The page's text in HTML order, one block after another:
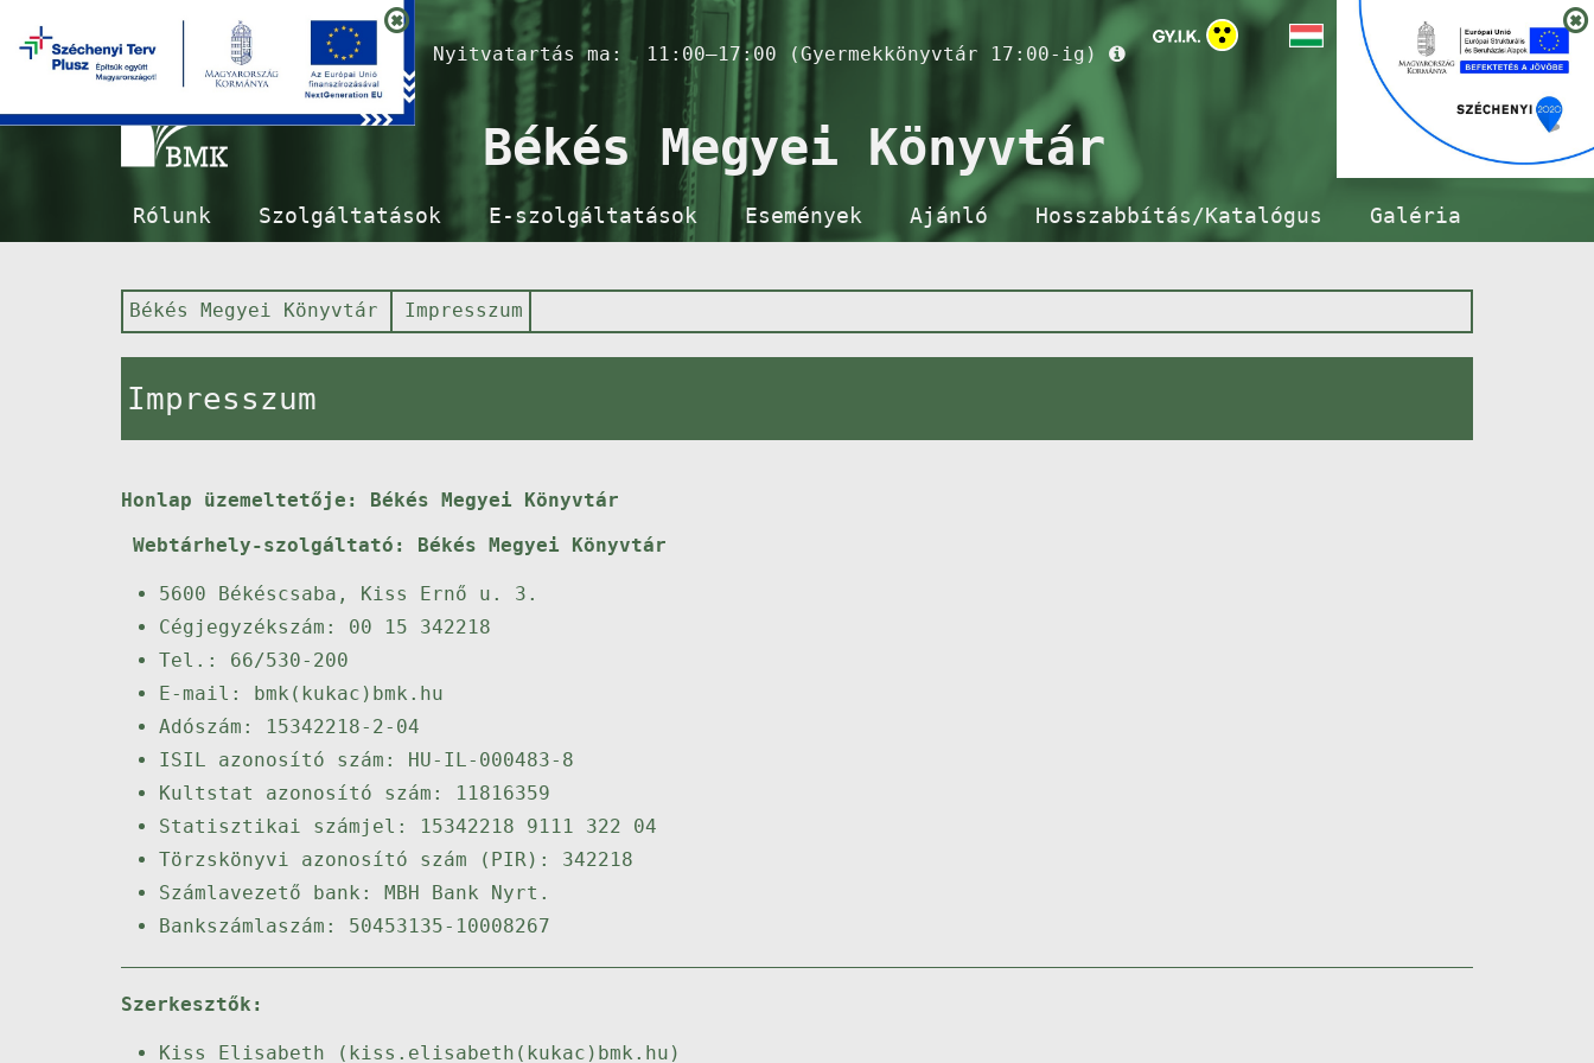
Nyitvatartás ma: 11:00–17:00 (Gyermekkönyvtár 17:00-ig)
Békés Megyei Könyvtár
Rólunk Szolgáltatások E-szolgáltatások Események Ajánló Hosszabbítás/Katalógus Galéria
Békés Megyei Könyvtár Impresszum
Impresszum
Honlap üzemeltetője: Békés Megyei Könyvtár
Webtárhely-szolgáltató: Békés Megyei Könyvtár
5600 Békéscsaba, Kiss Ernő u. 3.
Cégjegyzékszám: 00 15 342218
Tel.: 66/530-200
E-mail: bmk(kukac)bmk.hu
Adószám: 15342218-2-04
ISIL azonosító szám: HU-IL-000483-8
Kultstat azonosító szám: 11816359
Statisztikai számjel: 15342218 9111 322 04
Törzskönyvi azonosító szám (PIR): 342218
Számlavezető bank: MBH Bank Nyrt.
Bankszámlaszám: 50453135-10008267
Szerkesztők:
Kiss Elisabeth (kiss.elisabeth(kukac)bmk.hu)